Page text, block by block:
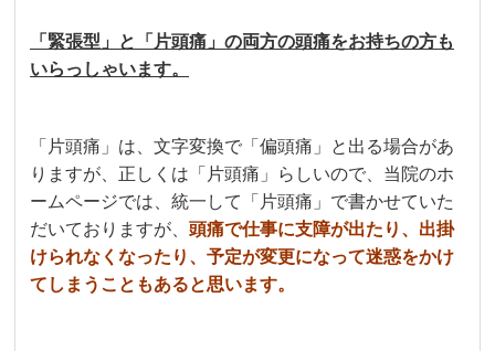
「緊張型」と「片頭痛」の両方の頭痛をお持ちの方も
いらっしゃいます。
「片頭痛」は、文字変換で「偏頭痛」と出る場合があ
りますが、正しくは「片頭痛」らしいので、当院のホ
ームページでは、統一して「片頭痛」で書かせていた
だいておりますが、頭痛で仕事に支障が出たり、出掛
けられなくなったり、予定が変更になって迷惑をかけ
てしまうこともあると思います。